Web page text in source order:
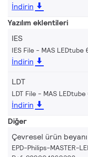
İndirin
Yazılım eklentileri
IES
IES File - MAS LEDtube
İndirin
LDT
LDT File - MAS
İndirin
Diğer
Çevresel ürün beyanı
EPD-Philips-MASTER-